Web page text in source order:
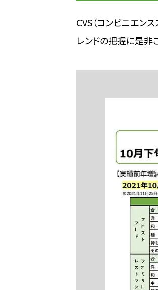
CVS（コンビニエン
レンドの把握に是非